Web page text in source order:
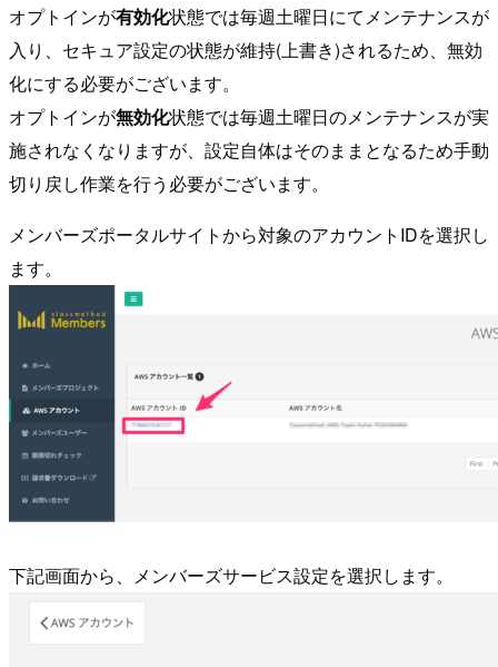
オプトインが有効化状態では毎週土曜日にてメンテナンスが
入り、セキュア設定の状態が維持(上書き)されるため、無効
化にする必要がございます。
オプトインが無効化状態では毎週土曜日のメンテナンスが実
施されなくなりますが、設定自体はそのままとなるため手動
切り戻し作業を行う必要がございます。
メンバーズポータルサイトから対象のアカウントIDを選択し
ます。
下記画面から、メンバーズサービス設定を選択します。